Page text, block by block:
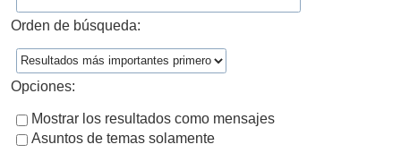
Orden de búsqueda:
Opciones:
Mostrar los resultados como mensajes
Asuntos de temas solamente